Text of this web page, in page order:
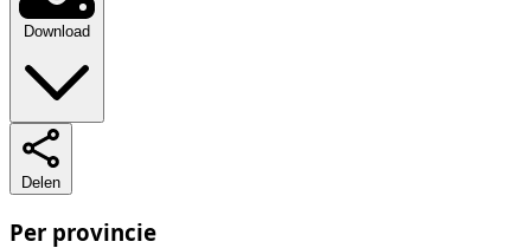
Download
Delen
Per provincie